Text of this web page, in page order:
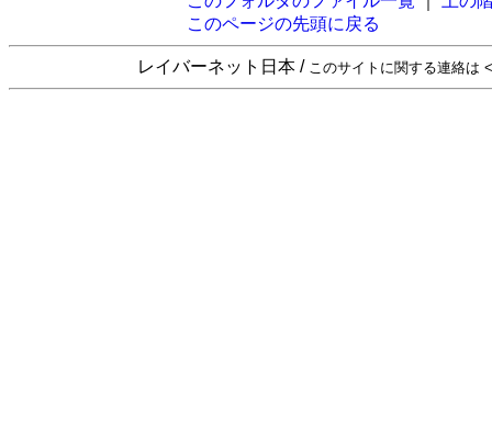
このページの先頭に戻る
レイバーネット日本 / このサイトに関する連絡は